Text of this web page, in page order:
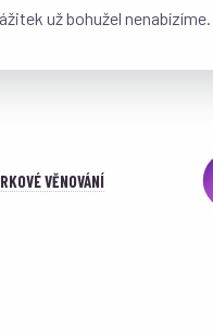
už bohužel
VĚNOVÁNÍ